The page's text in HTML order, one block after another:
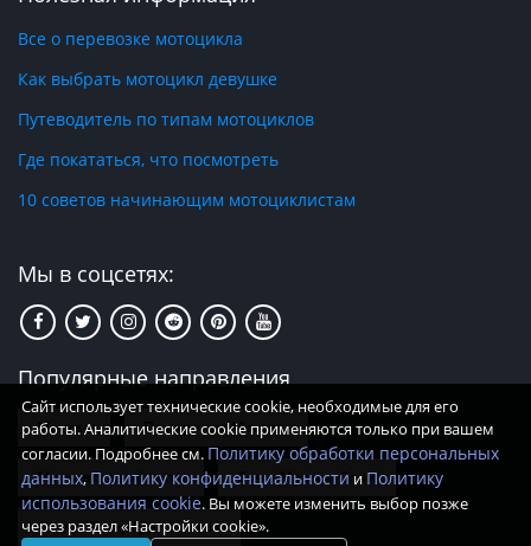
Все о перевозке мотоцикла
Как выбрать мотоцикл девушке
Путеводитель по типам мотоциклов
Где покататься, что посмотреть
10 советов начинающим мотоциклистам
Мы в соцсетях:
Популярные направления
Москва По округам Москвы
Московская область Сочи-Москва-Сочи
Санкт-Петербург Москва
Сайт использует технические cookie, необходимые для его
работы. Аналитические cookie применяются только при вашем
согласии. Подробнее см. Политику обработки персональных
данных, Политику конфиденциальности и Политику
использования cookie. Вы можете изменить выбор позже
через раздел «Настройки cookie».